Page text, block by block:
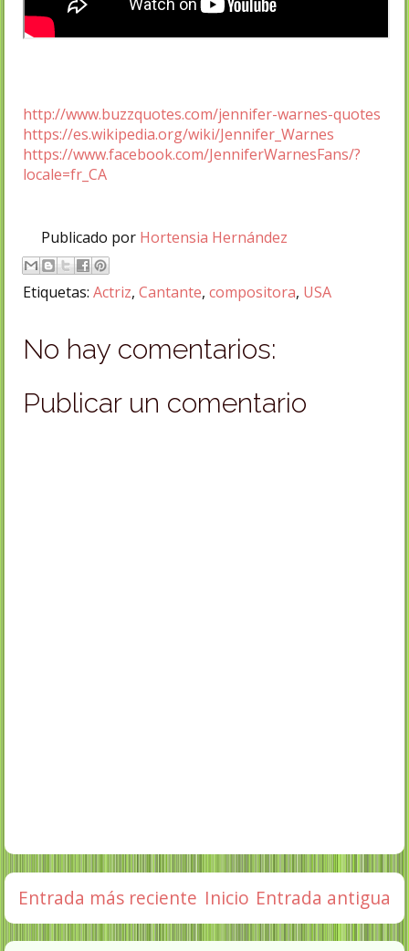
http://www.buzzquotes.com/jennifer-warnes-quotes
https://es.wikipedia.org/wiki/Jennifer_Warnes
https://www.facebook.com/JenniferWarnesFans/?
locale=fr_CA
Publicado por Hortensia Hernández
Etiquetas: Actriz, Cantante, compositora, USA
No hay comentarios:
Publicar un comentario
Entrada más reciente Entrada antigua
Inicio